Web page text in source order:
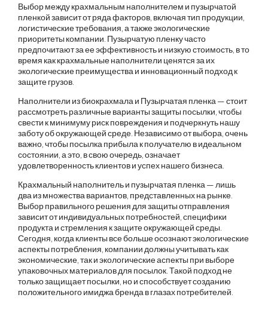
Выбор между крахмальным наполнителем и пузырчатой
пленкой зависит от ряда факторов, включая тип продукции,
логистические требования, а также экологические
приоритеты компании. Пузырчатую пленку часто
предпочитают за ее эффективность и низкую стоимость, в то
время как крахмальные наполнители ценятся за их
экологические преимущества и инновационный подход к
защите грузов.
Наполнители из биокрахмала и Пузырчатая пленка — стоит
рассмотреть различные варианты защиты посылки, чтобы
свести к минимуму риск повреждения и подчеркнуть нашу
заботу об окружающей среде. Независимо от выбора, очень
важно, чтобы посылка прибыла к получателю в идеальном
состоянии, а это, в свою очередь, означает
удовлетворенность клиентов и успех нашего бизнеса.
Крахмальный наполнитель и пузырчатая пленка — лишь
два из множества вариантов, представленных на рынке.
Выбор правильного решения для защиты отправления
зависит от индивидуальных потребностей, специфики
продукта и стремления к защите окружающей среды.
Сегодня, когда клиенты все больше осознают экологические
аспекты потребления, компании должны учитывать как
экономические, так и экологические аспекты при выборе
упаковочных материалов для посылок. Такой подход не
только защищает посылки, но и способствует созданию
положительного имиджа бренда в глазах потребителей.